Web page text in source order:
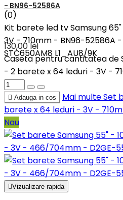
- BN96-52586A
(0)
Kit barete led tv Samsung
3V - 710mm - BN96-52586A -
STC650AM8 L1_AU8/9K
130,00 lei
Caseta pentru cantitatea de
- 2 barete x 64 leduri - 3V -
 Adauga in cos Mai multeSet
barete x 64 leduri - 3V -
Nou
Vizualizare rapida